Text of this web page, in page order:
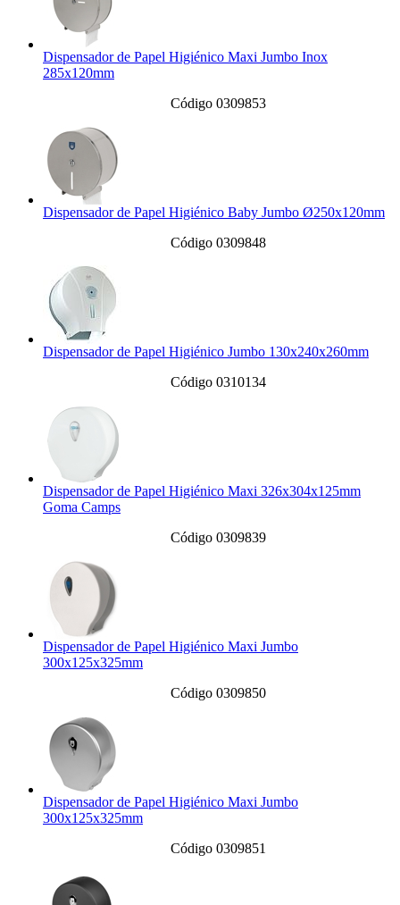
Dispensador de Papel Higiénico Maxi Jumbo Inox
285x120mm
Código 0309853
Dispensador de Papel Higiénico Baby Jumbo Ø250x120mm
Código 0309848
Dispensador de Papel Higiénico Jumbo 130x240x260mm
Código 0310134
Dispensador de Papel Higiénico Maxi 326x304x125mm
Goma Camps
Código 0309839
Dispensador de Papel Higiénico Maxi Jumbo
300x125x325mm
Código 0309850
Dispensador de Papel Higiénico Maxi Jumbo
300x125x325mm
Código 0309851